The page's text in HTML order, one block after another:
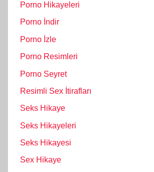
Porno Hikayeleri
Porno İndir
Porno İzle
Porno Resimleri
Porno Seyret
Resimli Sex İtirafları
Seks Hikaye
Seks Hikayeleri
Seks Hikayesi
Sex Hikaye